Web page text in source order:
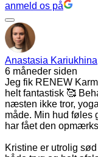
anmeld os på
Anastasia Kariukhina
6 måneder siden
Jeg fik RENEW
helt fantastisk 🥰
næsten ikke tror,
måde. Min hud føles
har fået den
Kristine er utrolig